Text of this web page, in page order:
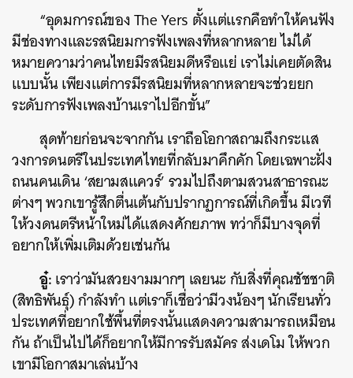
“อุดมการณ์ของ The Yers ตั้งแต่แรกคือทำให้คนฟัง
มีช่องทางและรสนิยมการฟังเพลงที่หลากหลาย ไม่ได้
หมายความว่าคนไทยมีรสนิยมดีหรือแย่ เราไม่เคยตัดสิน
แบบนั้น เพียงแต่การมีรสนิยมที่หลากหลายจะช่วยยก
ระดับการฟังเพลงบ้านเราไปอีกขั้น”
สุดท้ายก่อนจะจากกัน เราถือโอกาสถามถึงกระแส
วงการดนตรีในประเทศไทยที่กลับมาคึกคัก โดยเฉพาะฝั่ง
ถนนคนเดิน ‘สยามสแควร์’ รวมไปถึงตามสวนสาธารณะ
ต่างๆ พวกเขารู้สึกตื่นเต้นกับปรากฏการณ์ที่เกิดขึ้น มีเวที
ให้วงดนตรีหน้าใหม่ได้แสดงศักยภาพ ทว่าก็มีบางจุดที่
อยากให้เพิ่มเติมด้วยเช่นกัน
อู๋:เราว่ามันสวยงามมากๆ เลยนะ กับสิ่งที่คุณชัชชาติ
(สิทธิพันธุ์) กำลังทำ แต่เราก็เชื่อว่ามีวงน้องๆ นักเรียนทั่ว
ประเทศที่อยากใช้พื้นที่ตรงนั้นแสดงความสามารถเหมือน
กัน ถ้าเป็นไปได้ก็อยากให้มีการรับสมัคร ส่งเดโม ให้พวก
เขามีโอกาสมาเล่นบ้าง